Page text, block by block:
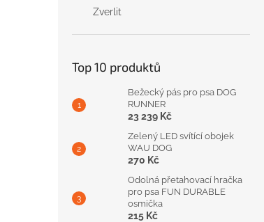
Zverlit
Top 10 produktů
Bežecký pás pro psa DOG
RUNNER
23 239 Kč
Zelený LED svítící obojek
WAU DOG
270 Kč
Odolná přetahovací hračka
pro psa FUN DURABLE
osmička
215 Kč